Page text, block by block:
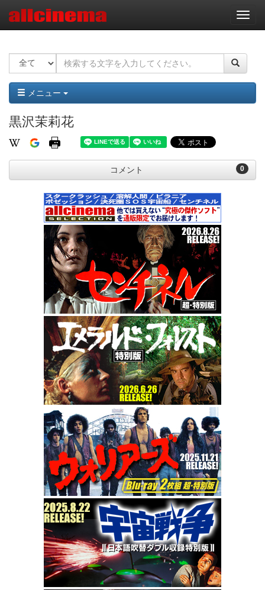
ナ
ビ
ー
ョ
ン
メニュー
黒沢茉莉花
0
コメント